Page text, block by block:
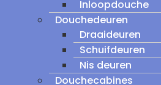
Inloopdouche
Douchedeuren
Draaideuren
Schuifdeuren
Nis deuren
Douchecabines